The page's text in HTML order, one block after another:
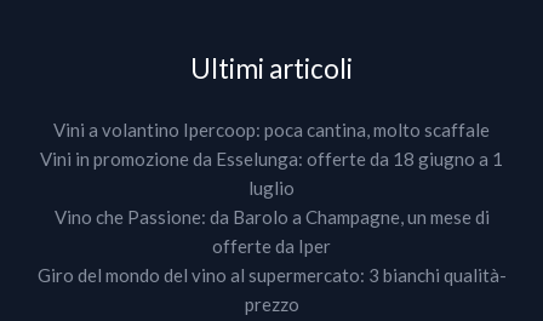
Ultimi articoli
Vini a volantino Ipercoop: poca cantina, molto scaffale
Vini in promozione da Esselunga: offerte da 18 giugno a 1
luglio
Vino che Passione: da Barolo a Champagne, un mese di
offerte da Iper
Giro del mondo del vino al supermercato: 3 bianchi qualità-
prezzo